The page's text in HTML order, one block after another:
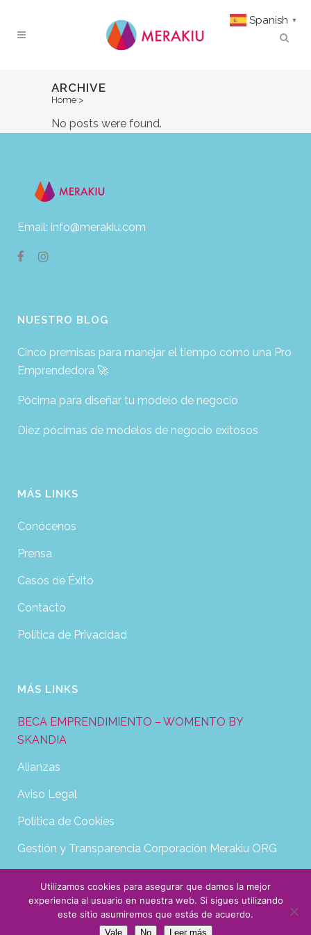
ARCHIVE
Home >
No posts were found.
Email: info@merakiu.com
NUESTRO BLOG
Cinco premisas para manejar el tiempo como una Pro
Emprendedora 🚀
Pócima para diseñar tu modelo de negocio
Diez pócimas de modelos de negocio exitosos
MÁS LINKS
Conócenos
Prensa
Casos de Éxito
Contacto
Política de Privacidad
MÁS LINKS
BECA EMPRENDIMIENTO – WOMENTO BY
SKANDIA
Alianzas
Aviso Legal
Política de Cookies
Gestión y Transparencia Corporación Merakiu ORG
Spanish ▼
Utilizamos cookies para asegurar que damos la mejor
experiencia al usuario en nuestra web. Si sigues utilizando
este sitio asumiremos que estás de acuerdo.
Vale No Leer más